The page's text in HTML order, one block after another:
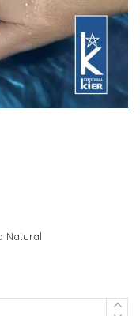
Natural